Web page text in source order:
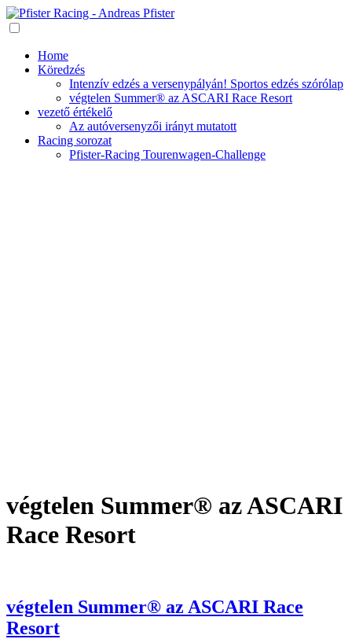
Home
Köredzés
Intenzív edzés a versenypályán! Sportos edzés szórólap
végtelen Summer® az ASCARI Race Resort
vezető értékelő
Az autóversenyzői irányt mutatott
Racing sorozat
Pfister-Racing Tourenwagen-Challenge
végtelen Summer® az ASCARI
Race Resort
végtelen Summer® az ASCARI Race
Resort